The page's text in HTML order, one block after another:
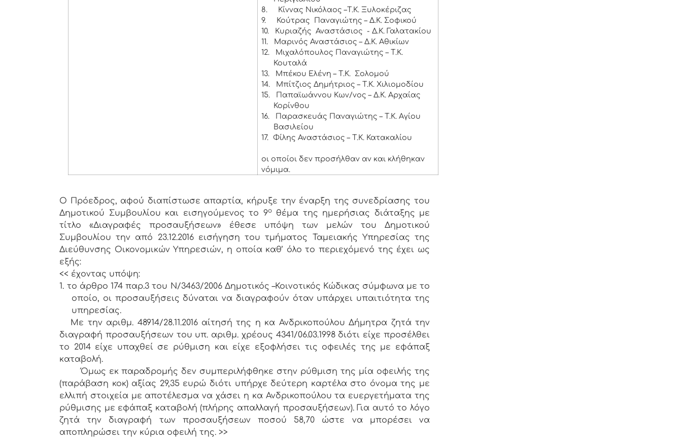
8.
Κίννας Νικόλαος –Τ.Κ. Ξυλοκέριζας
9.
Κούτρας Παναγιώτης – Δ.Κ. Σοφικού
10.
Κυριαζής Αναστάσιος - Δ.Κ. Γαλατακίου
11.
Μαρινός Αναστάσιος – Δ.Κ. Αθικίων
12.
Μιχαλόπουλος Παναγιώτης – Τ.Κ.
Κουταλά
13.
Μπέκου Ελένη – Τ.Κ. Σολομού
14.
Μπίτζιος Δημήτριος – Τ.Κ. Χιλιομοδίου
15.
Παπαϊωάννου Κων/νος – Δ.Κ. Αρχαίας
Κορίνθου
16.
Παρασκευάς Παναγιώτης – Τ.Κ. Αγίου
Βασιλείου
17.
Φίλης Αναστάσιος – Τ.Κ. Κατακαλίου
οι οποίοι δεν προσήλθαν αν και κλήθηκαν
νόμιμα.
Ο Πρόεδρος, αφού διαπίστωσε απαρτία, κήρυξε την έναρξη της συνεδρίασης του
Δημοτικού Συμβουλίου και εισηγούμενος το 9οθέμα της ημερήσιας διάταξης με
τίτλο «Διαγραφές προσαυξήσεων» έθεσε υπόψη των μελών του Δημοτικού
Συμβουλίου την από 23.12.2016 εισήγηση του τμήματος Ταμειακής Υπηρεσίας της
Διεύθυνσης Οικονομικών Υπηρεσιών, η οποία καθ’ όλο το περιεχόμενό της έχει ως
εξής:
<< έχοντας υπόψη:
1. το άρθρο 174 παρ.3 του Ν/3463/2006 Δημοτικός –Κοινοτικός Κώδικας σύμφωνα με το
οποίο, οι προσαυξήσεις δύναται να διαγραφούν όταν υπάρχει υπαιτιότητα της
υπηρεσίας.
Με την αριθμ. 48914/28.11.2016 αίτησή της η κα Ανδρικοπούλου Δήμητρα ζητά την
διαγραφή προσαυξήσεων του υπ. αριθμ. χρέους 4341/06.03.1998 διότι είχε προσέλθει
το 2014 είχε υπαχθεί σε ρύθμιση και είχε εξοφλήσει τις οφειλές της με εφάπαξ
καταβολή.
Όμως εκ παραδρομής δεν συμπεριλήφθηκε στην ρύθμιση της μία οφειλής της
(παράβαση κοκ) αξίας 29,35 ευρώ διότι υπήρχε δεύτερη καρτέλα στο όνομα της με
ελλιπή στοιχεία με αποτέλεσμα να χάσει η κα Ανδρικοπούλου τα ευεργετήματα της
ρύθμισης με εφάπαξ καταβολή (πλήρης απαλλαγή προσαυξήσεων). Για αυτό το λόγο
ζητά την διαγραφή των προσαυξήσεων ποσού 58,70 ώστε να μπορέσει να
αποπληρώσει την κύρια οφειλή της. >>